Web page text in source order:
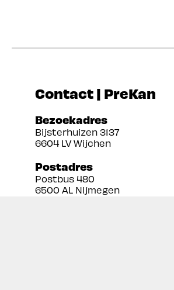
Contact | PreKan
Bezoekadres
Bijsterhuizen 3137
6604 LV Wijchen
Postadres
Postbus 480
6500 AL Nijmegen